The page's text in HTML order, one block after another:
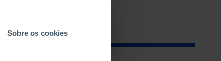
Sobre os cookies